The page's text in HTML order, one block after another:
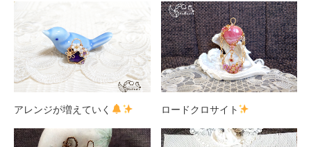
アレンジが増えていく ロードクロサイト